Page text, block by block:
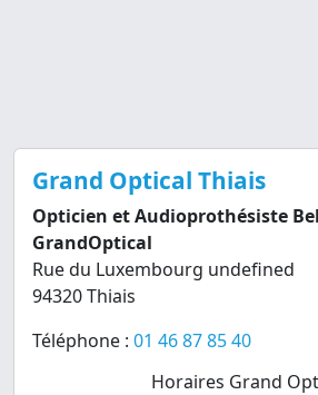
Grand Optical Thiais
Opticien et Audioprothésiste
GrandOptical
Rue du Luxembourg undefined
94320 Thiais
Téléphone : 01 46 87 85 40
Horaires Grand